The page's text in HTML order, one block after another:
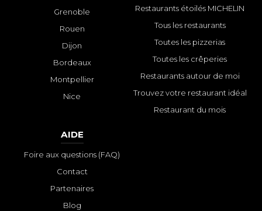
Grenoble
Rouen
Dijon
Bordeaux
Montpellier
Nice
Restaurants étoilés MICHELIN
Tous les restaurants
Toutes les pizzerias
Toutes les crêperies
Restaurants autour de moi
Trouvez votre restaurant idéal
Restaurant du mois
AIDE
Foire aux questions (FAQ)
Contact
Partenaires
Blog